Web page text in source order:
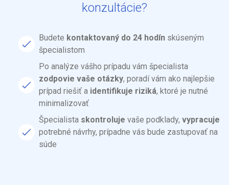
konzultácie?
Budete kontaktovaný do 24 hodín skúseným
špecialistom
Po analýze vášho prípadu vám špecialista
zodpovie vaše otázky, poradí vám ako najlepšie
prípad riešiť a identifikuje riziká, ktoré je nutné
minimalizovať
Špecialista skontroluje vaše podklady, vypracuje
potrebné návrhy, prípadne vás bude zastupovať na
súde